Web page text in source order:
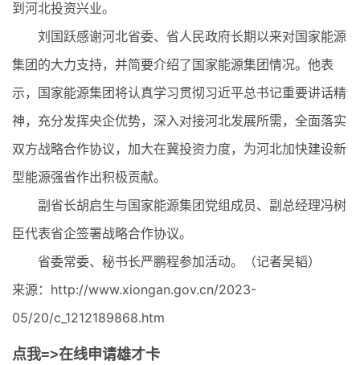
到河北投资兴业。
刘国跃感谢河北省委、省人民政府长期以来对国家能源
集团的大力支持，并简要介绍了国家能源集团情况。他表
示，国家能源集团将认真学习贯彻习近平总书记重要讲话精
神，充分发挥央企优势，深入对接河北发展所需，全面落实
双方战略合作协议，加大在冀投资力度，为河北加快建设新
型能源强省作出积极贡献。
副省长胡启生与国家能源集团党组成员、副总经理冯树
臣代表省企签署战略合作协议。
省委常委、秘书长严鹏程参加活动。（记者吴韬）
来源：http://www.xiongan.gov.cn/2023-
05/20/c_1212189868.htm
点我=>在线申请雄才卡